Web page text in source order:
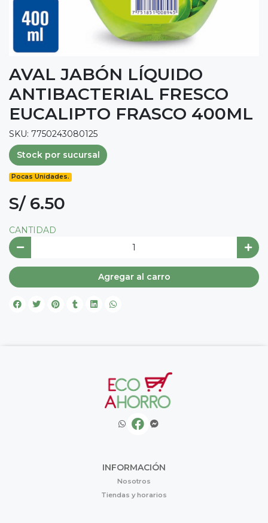
AVAL JABÓN LÍQUIDO
ANTIBACTERIAL FRESCO
EUCALIPTO FRASCO 400ML
SKU: 7750243080125
Stock por sucursal
Pocas Unidades.
S/ 6.50
CANTIDAD
Agregar al carro
INFORMACIÓN
Nosotros
Tiendas y horarios